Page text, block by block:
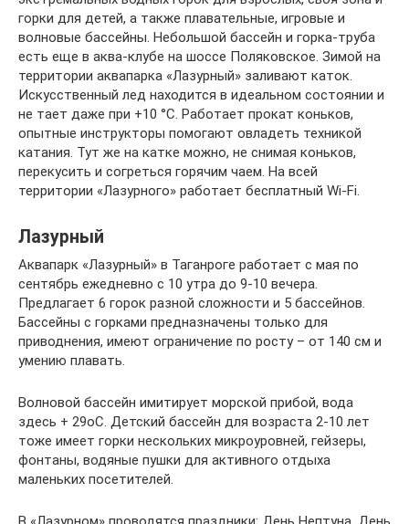
горки для детей, а также плавательные, игровые и
волновые бассейны. Небольшой бассейн и горка-труба
есть еще в аква-клубе на шоссе Поляковское. Зимой на
территории аквапарка «Лазурный» заливают каток.
Искусственный лед находится в идеальном состоянии и
не тает даже при +10 °C. Работает прокат коньков,
опытные инструкторы помогают овладеть техникой
катания. Тут же на катке можно, не снимая коньков,
перекусить и согреться горячим чаем. На всей
территории «Лазурного» работает бесплатный Wi-Fi.
Лазурный
Аквапарк «Лазурный» в Таганроге работает с мая по
сентябрь ежедневно с 10 утра до 9-10 вечера.
Предлагает 6 горок разной сложности и 5 бассейнов.
Бассейны с горками предназначены только для
приводнения, имеют ограничение по росту – от 140 см и
умению плавать.
Волновой бассейн имитирует морской прибой, вода
здесь + 29оС. Детский бассейн для возраста 2-10 лет
тоже имеет горки нескольких микроуровней, гейзеры,
фонтаны, водяные пушки для активного отдыха
маленьких посетителей.